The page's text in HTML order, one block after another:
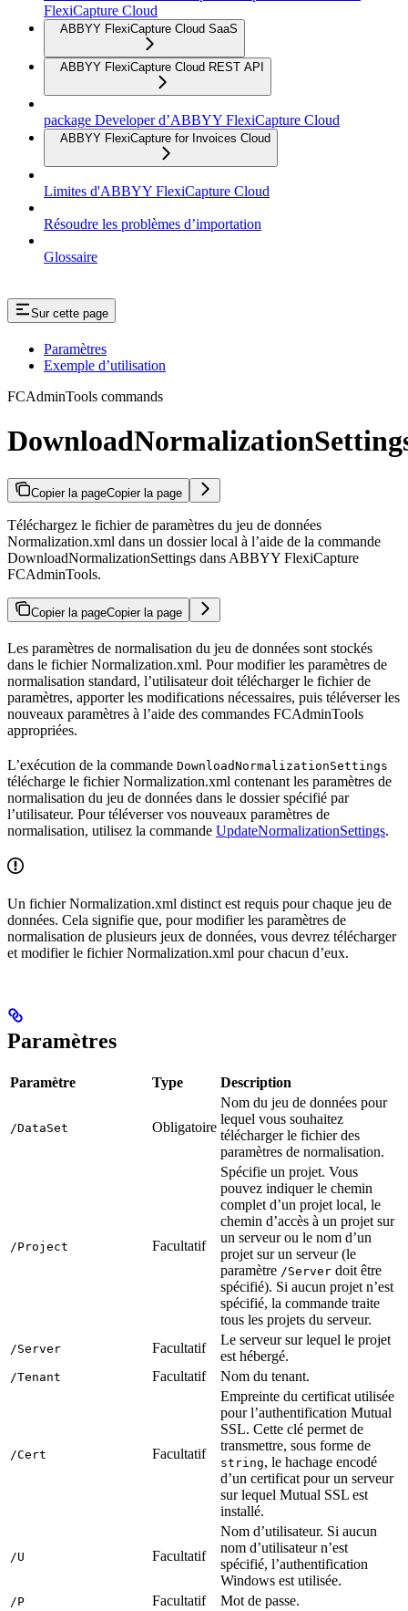
FlexiCapture Cloud
ABBYY FlexiCapture Cloud SaaS
ABBYY FlexiCapture Cloud REST API
package Developer d’ABBYY FlexiCapture Cloud
ABBYY FlexiCapture for Invoices Cloud
Limites d'ABBYY FlexiCapture Cloud
Résoudre les problèmes d’importation
Glossaire
Sur cette page
Paramètres
Exemple d’utilisation
FCAdminTools commands
Copier la pageCopier la page
Téléchargez le fichier de paramètres du jeu de données
Normalization.xml dans un dossier local à l’aide de la commande
DownloadNormalizationSettings dans ABBYY FlexiCapture
FCAdminTools.
Copier la pageCopier la page
Les paramètres de normalisation du jeu de données sont stockés
dans le fichier Normalization.xml. Pour modifier les paramètres de
normalisation standard, l’utilisateur doit télécharger le fichier de
paramètres, apporter les modifications nécessaires, puis téléverser les
nouveaux paramètres à l’aide des commandes FCAdminTools
appropriées.
L’exécution de la commande DownloadNormalizationSettings
télécharge le fichier Normalization.xml contenant les paramètres de
normalisation du jeu de données dans le dossier spécifié par
l’utilisateur. Pour téléverser vos nouveaux paramètres de
normalisation, utilisez la commande UpdateNormalizationSettings.
Un fichier Normalization.xml distinct est requis pour chaque jeu de
données. Cela signifie que, pour modifier les paramètres de
normalisation de plusieurs jeux de données, vous devrez télécharger
et modifier le fichier Normalization.xml pour chacun d’eux.
Paramètres
Paramètre Type Description
/DataSet Obligatoire
Nom du jeu de données pour
lequel vous souhaitez
télécharger le fichier des
paramètres de normalisation.
/Project Facultatif
Spécifie un projet. Vous
pouvez indiquer le chemin
complet d’un projet local, le
chemin d’accès à un projet sur
un serveur ou le nom d’un
projet sur un serveur (le
paramètre /Server doit être
spécifié). Si aucun projet n’est
spécifié, la commande traite
tous les projets du serveur.
/Server Facultatif
Le serveur sur lequel le projet
est hébergé.
/Tenant Facultatif Nom du tenant.
/Cert Facultatif
Empreinte du certificat utilisée
pour l’authentification Mutual
SSL. Cette clé permet de
transmettre, sous forme de
string, le hachage encodé
d’un certificat pour un serveur
sur lequel Mutual SSL est
installé.
/U Facultatif
Nom d’utilisateur. Si aucun
nom d’utilisateur n’est
spécifié, l’authentification
Windows est utilisée.
/P Facultatif Mot de passe.